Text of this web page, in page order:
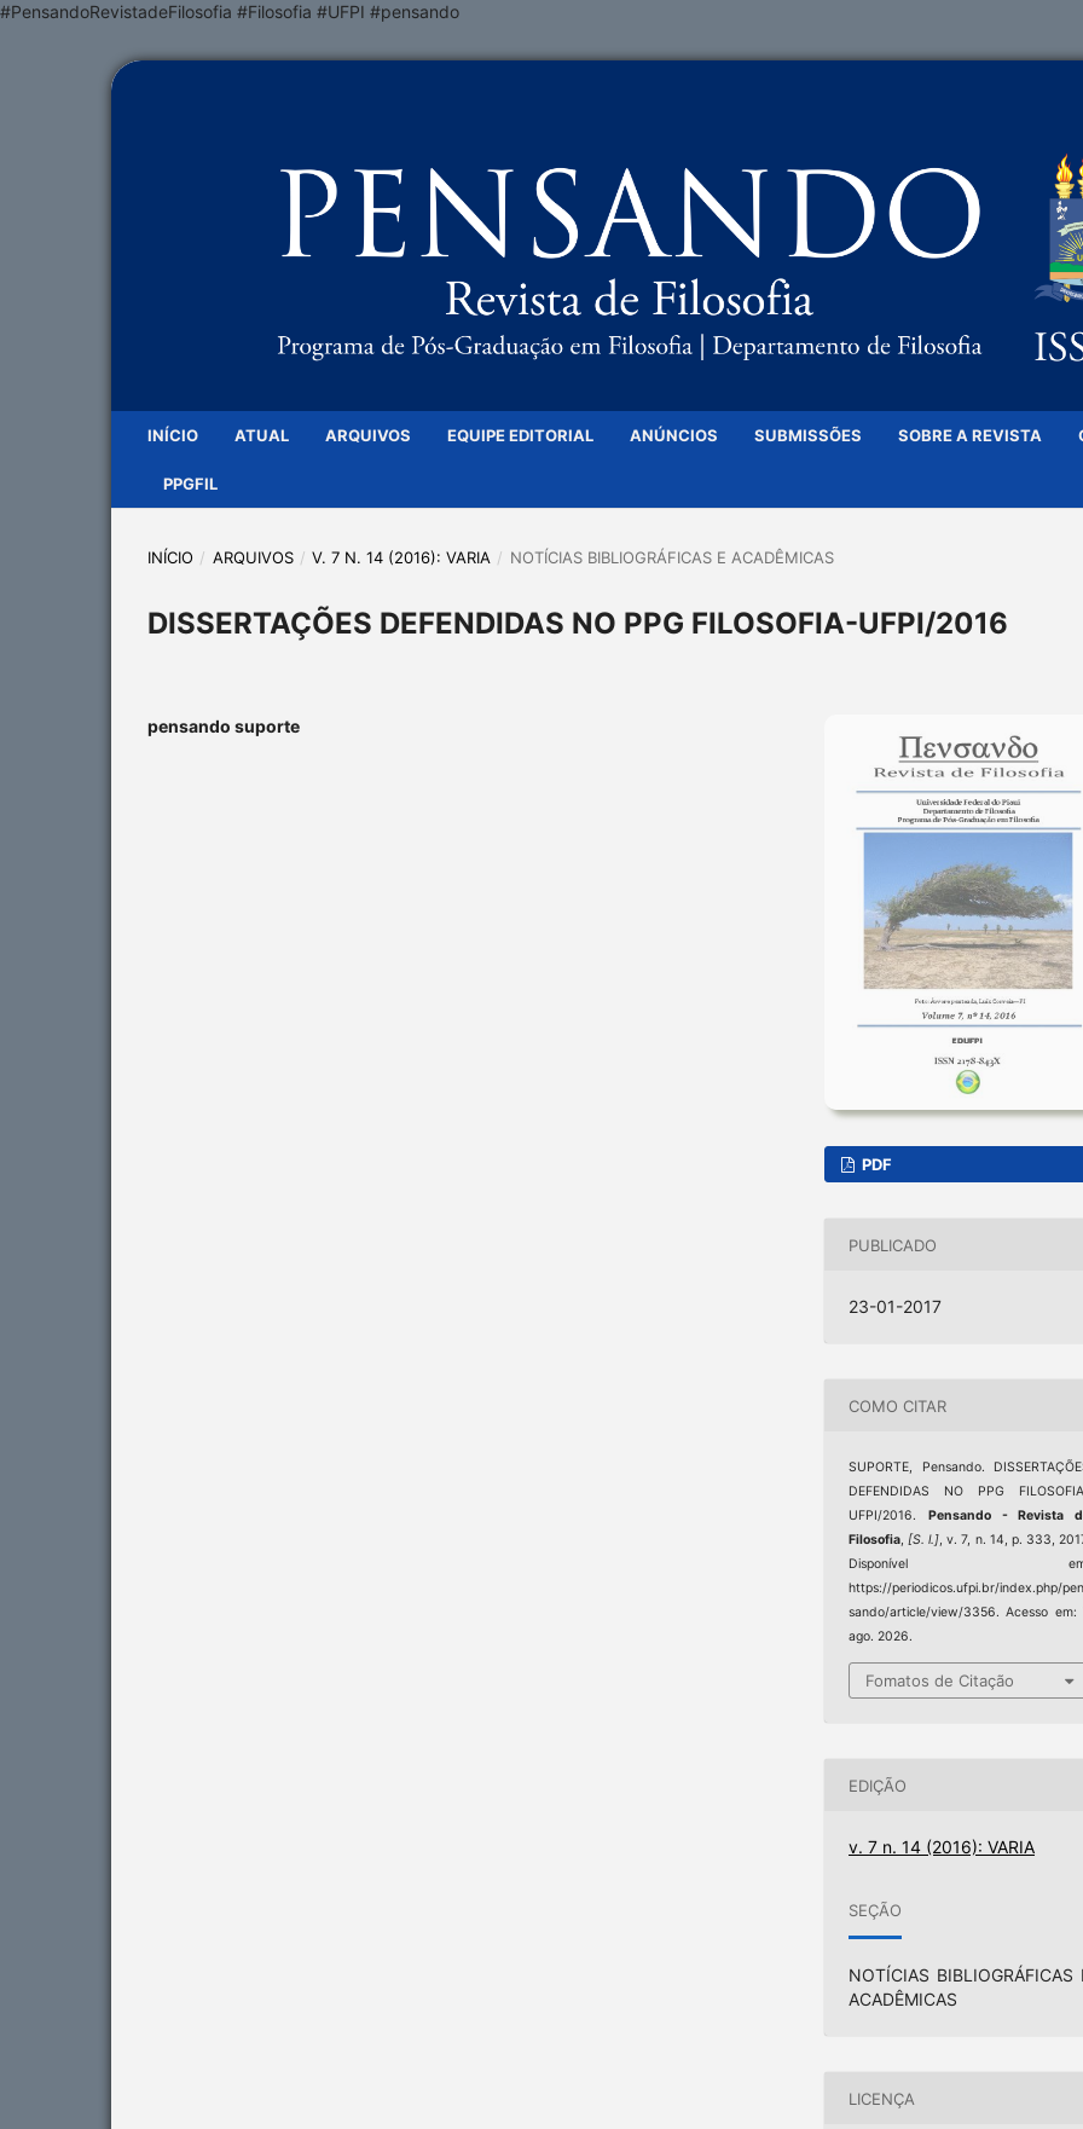
#PensandoRevistadeFilosofia #Filosofia #UFPI #pensando
INÍCIO ATUAL ARQUIVOS EQUIPE EDITORIAL ANÚNCIOS SUBMISSÕES SOBRE A REVISTA
PPGFIL
INÍCIO / ARQUIVOS / V. 7 N. 14 (2016): VARIA / NOTÍCIAS BIBLIOGRÁFICAS E ACADÊMICAS
DISSERTAÇÕES DEFENDIDAS NO PPG FILOSOFIA-UFPI/2016
pensando suporte
PDF
PUBLICADO
23-01-2017
COMO CITAR
SUPORTE, Pensando.
DEFENDIDAS NO PPG
UFPI/2016. Pensando - Revista
Filosofia,[S. l.], v. 7, n. 14, p. 333,
Disponível
https://periodicos.ufpi.br/index.php/pen
sando/article/view/3356. Acesso em:
ago. 2026.
Fomatos de Citação
EDIÇÃO
v. 7 n. 14 (2016): VARIA
SEÇÃO
NOTÍCIAS BIBLIOGRÁFICAS
ACADÊMICAS
LICENÇA